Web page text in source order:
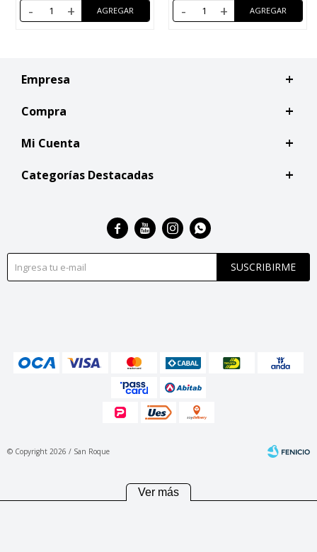
+ +
Empresa
Compra
Mi Cuenta
Categorías Destacadas
SUSCRIBIRME
   
© Copyright 2026 / San Roque
Ver más